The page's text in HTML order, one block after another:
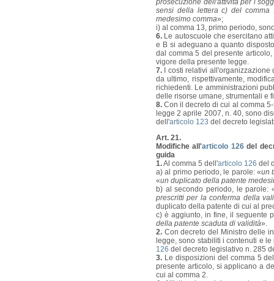
prosecuzione dell'attività per i
sensi della lettera c) del comma
medesimo comma»;
i) al comma 13, primo periodo,
6. Le autoscuole che esercitano
e B si adeguano a quanto
dal comma 5 del presente
vigore della presente legge.
7. I costi relativi
da ultimo, rispettivamente,
richiedenti. Le amministrazioni
delle risorse umane, strumentali e
8. Con il decreto di cui al comma
legge 2 aprile 2007, n. 40, sono
dell'articolo 123 del decreto
Art. 21.
Modifiche all'articolo 126del
guida
1.Al comma 5 dell'articolo 126 del
a) al primo periodo, le parole: «un
«un duplicato della patente
b) al secondo periodo, le parole:
prescritti per la conferma della
duplicato della patente di cui al
c) è aggiunto, in fine, il seguente
della patente scaduta di validità».
2. Con decreto del Ministro delle
legge, sono stabiliti i contenuti e
126 del decreto legislativo n. 285
3. Le disposizioni del comma 5
presente articolo, si applicano a
cui al comma 2.